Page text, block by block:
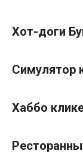
Хот-доги
Симулятор
Хаббо